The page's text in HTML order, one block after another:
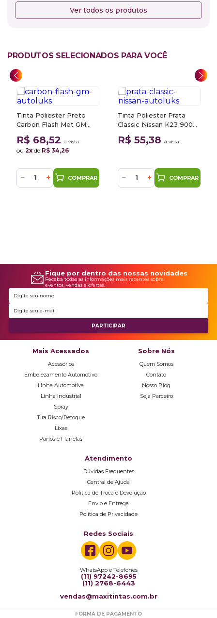
Ver todos os produtos
PRODUTOS SELECIONADOS PARA VOCÊ
Tinta Poliester Preto
Carbon Flash Met GM
GAR 900ml Autoluks
R$ 68,52 à vista
ou 2x de R$ 34,26
− + COMPRAR
Tinta Poliester Prata
Classic Nissan K23 900ml
Autoluks
R$ 55,38 à vista
− + COMPRAR
Fique por dentro das nossas novidades
Receba todas as informações mais recentes sobre
eventos, vendas e ofertas.
Mais Acessados
Acessórios
Embelezamento Automotivo
Linha Automotiva
Linha Industrial
Spray
Tira Risco/Retoque
Lixas
Panos e Flanelas
Sobre Nós
Quem Somos
Contato
Nosso Blog
Seja Parceiro
Atendimento
Dúvidas Frequentes
Central de Ajuda
Política de Troca e Devolução
Envio e Entrega
Política de Privacidade
Redes Sociais
WhatsApp e Telefones
(11) 97242-8695
(11) 2768-6443
vendas@maxitintas.com.br
FORMA DE PAGAMENTO